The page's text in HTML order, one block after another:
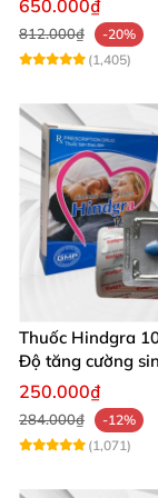
650.000₫
812.000₫
-20%
(1,405)
Thuốc Hindgra
Độ tăng cường
hindgra-100
cương dương
250.000₫
284.000₫
-12%
(1,071)